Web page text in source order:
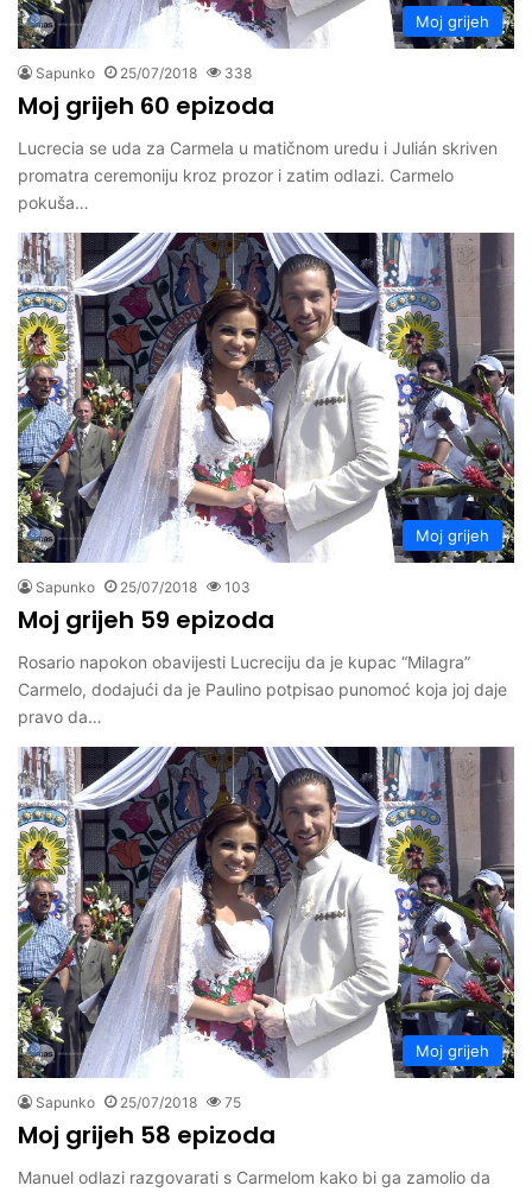
Moj grijeh
Sapunko 25/07/2018 338
Moj grijeh 60 epizoda
Lucrecia se uda za Carmela u matičnom uredu i Julián skriven
promatra ceremoniju kroz prozor i zatim odlazi. Carmelo
pokuša…
Moj grijeh
Sapunko 25/07/2018 103
Moj grijeh 59 epizoda
Rosario napokon obavijesti Lucreciju da je kupac “Milagra”
Carmelo, dodajući da je Paulino potpisao punomoć koja joj daje
pravo da…
Moj grijeh
Sapunko 25/07/2018 75
Moj grijeh 58 epizoda
Manuel odlazi razgovarati s Carmelom kako bi ga zamolio da